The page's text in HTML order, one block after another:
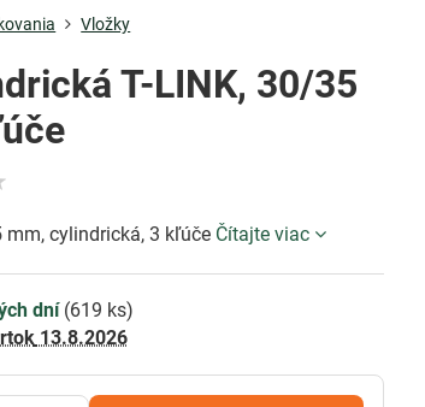
Vložky
T-LINK, 30/35
mm, cylindrická, 3 kľúče Čítajte viac
dní (619 ks)
13.8.2026